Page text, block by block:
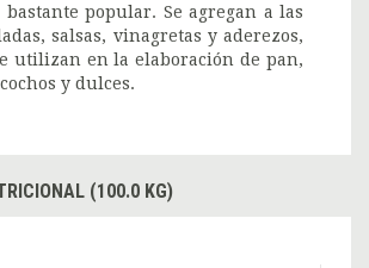
bastante popular. Se agregan a las
salsas, vinagretas y aderezos,
utilizan en la elaboración de pan,
y dulces.
(100.0 KG)